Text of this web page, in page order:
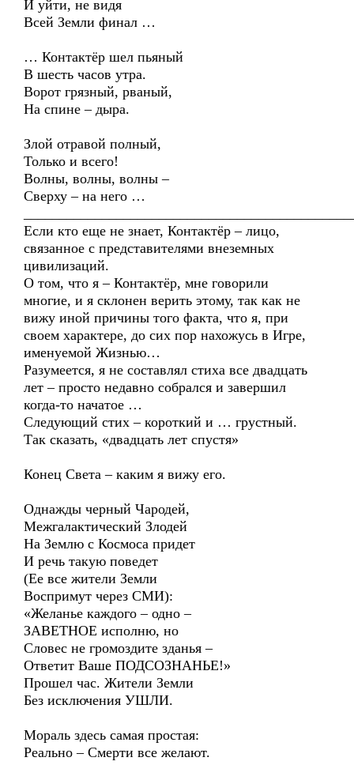
И уйти, не видя
Всей Земли финал …
… Контактёр шел пьяный
В шесть часов утра.
Ворот грязный, рваный,
На спине – дыра.
Злой отравой полный,
Только и всего!
Волны, волны, волны –
Сверху – на него …
Если кто еще не знает, Контактёр – лицо,
связанное с представителями внеземных
цивилизаций.
О том, что я – Контактёр, мне говорили
многие, и я склонен верить этому, так как не
вижу иной причины того факта, что я, при
своем характере, до сих пор нахожусь в Игре,
именуемой Жизнью…
Разумеется, я не составлял стиха все двадцать
лет – просто недавно собрался и завершил
когда-то начатое …
Следующий стих – короткий и … грустный.
Так сказать, «двадцать лет спустя»
Конец Света – каким я вижу его.
Однажды черный Чародей,
Межгалактический Злодей
На Землю с Космоса придет
И речь такую поведет
(Ее все жители Земли
Воспримут через СМИ):
«Желанье каждого – одно –
ЗАВЕТНОЕ исполню, но
Словес не громоздите зданья –
Ответит Ваше ПОДСОЗНАНЬЕ!»
Прошел час. Жители Земли
Без исключения УШЛИ.
Мораль здесь самая простая:
Реально – Смерти все желают.